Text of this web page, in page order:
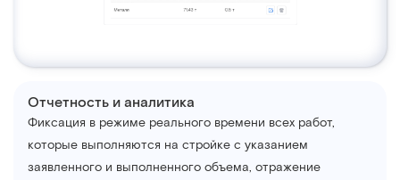
Отчетность и аналитика
Фиксация в режиме реального времени всех работ,
которые выполняются на стройке с указанием
заявленного и выполненного объема, отражение